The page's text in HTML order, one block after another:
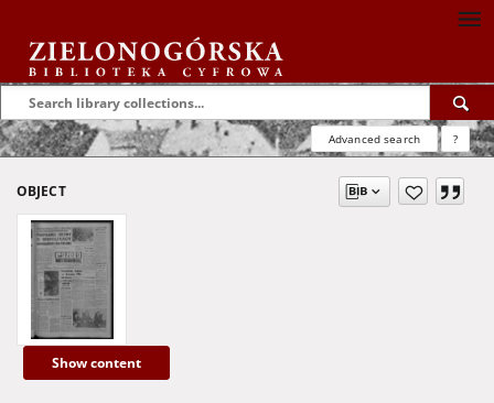
Advanced search ?
OBJECT
Show content